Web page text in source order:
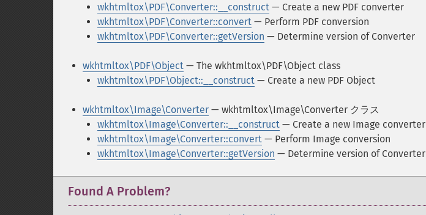
wkhtmltox\PDF\Converter::__construct — Create a new PDF converter
wkhtmltox\PDF\Converter::convert — Perform PDF conversion
wkhtmltox\PDF\Converter::getVersion — Determine version of Converter
wkhtmltox\PDF\Object — The wkhtmltox\PDF\Object class
wkhtmltox\PDF\Object::__construct — Create a new PDF Object
wkhtmltox\Image\Converter — wkhtmltox\Image\Converter クラス
wkhtmltox\Image\Converter::__construct — Create a new Image converter
wkhtmltox\Image\Converter::convert — Perform Image conversion
wkhtmltox\Image\Converter::getVersion — Determine version of Converter
Found A Problem?